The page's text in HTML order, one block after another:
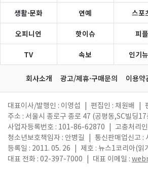
생활·문화 연예 스포
오피니언 핫이슈 피플
TV 속보 인기
회사소개 광고/제휴·구매문의 이용약
대표이사/발행인 : 이영섭 편집인 : 채원배
주소 : 서울시 종로구 종로 47 (공평동,SC빌딩17
사업자등록번호 : 101-86-62870
고충처리
청소년보호책임자 : 안병길
통신판매업신고 :
등록일 : 2011. 05. 26
제호 : 뉴스1코리아(읽
대표 전화 : 02-397-7000
대표 이메일 :